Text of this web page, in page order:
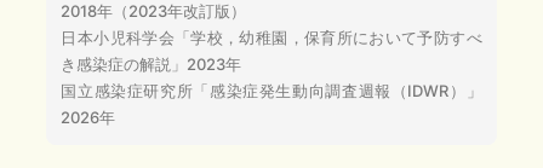
2018年（2023年改訂版）
日本小児科学会「学校，幼稚園，保育所において予防すべ
き感染症の解説」2023年
国立感染症研究所「感染症発生動向調査週報（IDWR）」
2026年